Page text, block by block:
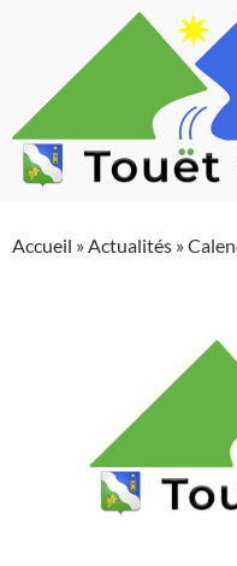
Accueil » Actualités »